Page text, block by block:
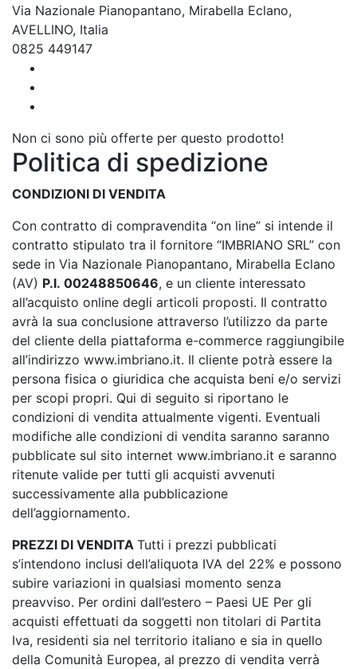
Via Nazionale Pianopantano, Mirabella Eclano,
AVELLINO, Italia
0825 449147
Non ci sono più offerte per questo prodotto!
Politica di spedizione
CONDIZIONI DI VENDITA
Con contratto di compravendita “on line” si intende il
contratto stipulato tra il fornitore “IMBRIANO SRL” con
sede in Via Nazionale Pianopantano, Mirabella Eclano
(AV) P.I. 00248850646, e un cliente interessato
all’acquisto online degli articoli proposti. Il contratto
avrà la sua conclusione attraverso l’utilizzo da parte
del cliente della piattaforma e-commerce raggiungibile
all’indirizzo www.imbriano.it. Il cliente potrà essere la
persona fisica o giuridica che acquista beni e/o servizi
per scopi propri. Qui di seguito si riportano le
condizioni di vendita attualmente vigenti. Eventuali
modifiche alle condizioni di vendita saranno saranno
pubblicate sul sito internet www.imbriano.it e saranno
ritenute valide per tutti gli acquisti avvenuti
successivamente alla pubblicazione
dell’aggiornamento.
PREZZI DI VENDITA Tutti i prezzi pubblicati
s’intendono inclusi dell’aliquota IVA del 22% e possono
subire variazioni in qualsiasi momento senza
preavviso. Per ordini dall’estero – Paesi UE Per gli
acquisti effettuati da soggetti non titolari di Partita
Iva, residenti sia nel territorio italiano e sia in quello
della Comunità Europea, al prezzo di vendita verrà